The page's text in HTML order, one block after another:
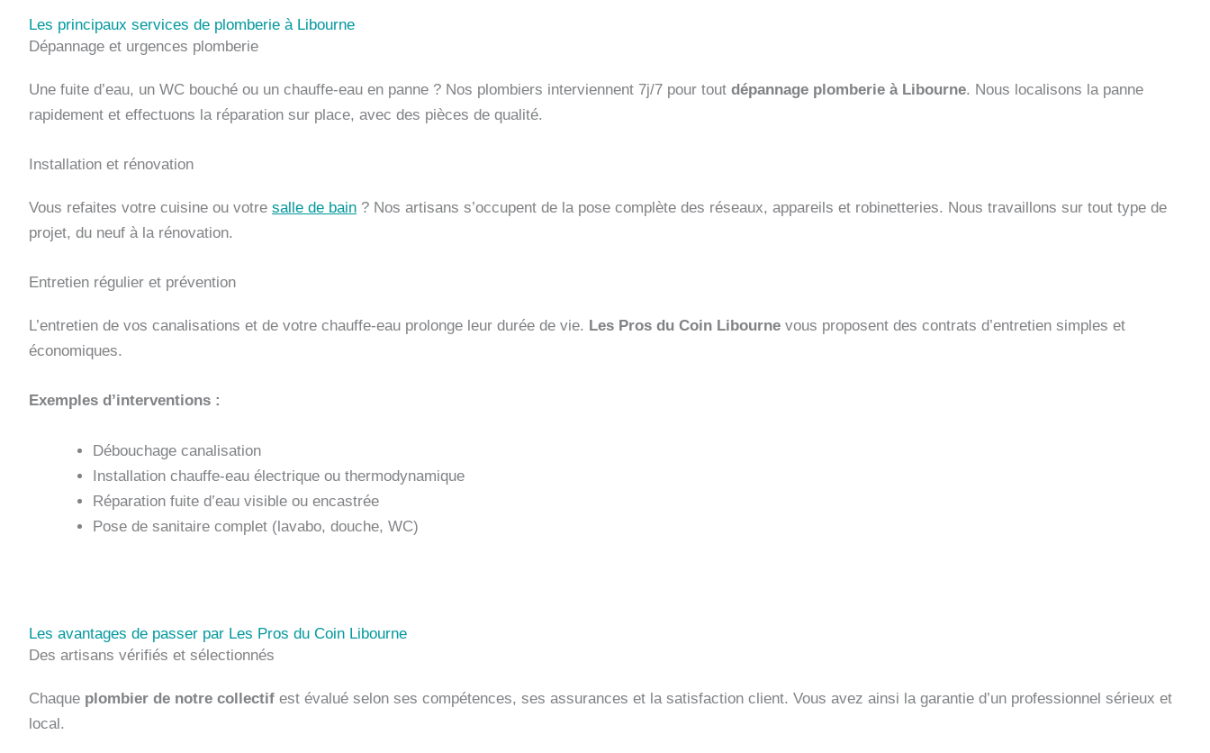
Les principaux services de plomberie à Libourne
Dépannage et urgences plomberie
Une fuite d’eau, un WC bouché ou un chauffe-eau en panne ? Nos plombiers interviennent 7j/7 pour tout dépannage plomberie à Libourne. Nous localisons la panne
rapidement et effectuons la réparation sur place, avec des pièces de qualité.
Installation et rénovation
Vous refaites votre cuisine ou votre salle de bain ? Nos artisans s’occupent de la pose complète des réseaux, appareils et robinetteries. Nous travaillons sur tout type de
projet, du neuf à la rénovation.
Entretien régulier et prévention
L’entretien de vos canalisations et de votre chauffe-eau prolonge leur durée de vie. Les Pros du Coin Libourne vous proposent des contrats d’entretien simples et
économiques.
Exemples d’interventions :
Débouchage canalisation
Installation chauffe-eau électrique ou thermodynamique
Réparation fuite d’eau visible ou encastrée
Pose de sanitaire complet (lavabo, douche, WC)
Les avantages de passer par Les Pros du Coin Libourne
Des artisans vérifiés et sélectionnés
Chaque plombier de notre collectif est évalué selon ses compétences, ses assurances et la satisfaction client. Vous avez ainsi la garantie d’un professionnel sérieux et
local.